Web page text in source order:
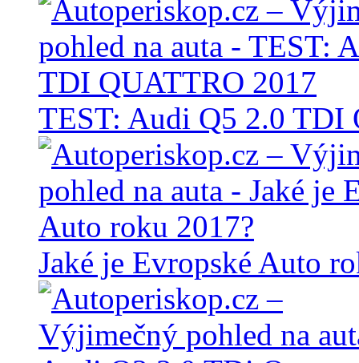
TEST: Audi Q5 2.0 TDI
Jaké je Evropské Auto